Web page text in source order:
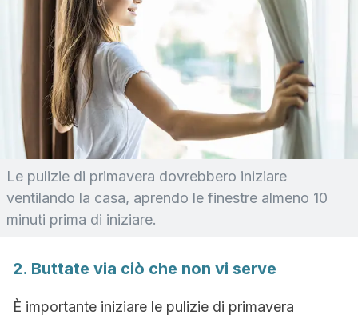
Le pulizie di primavera dovrebbero iniziare
ventilando la casa, aprendo le finestre almeno 10
minuti prima di iniziare.
2. Buttate via ciò che non vi serve
È importante iniziare le pulizie di primavera